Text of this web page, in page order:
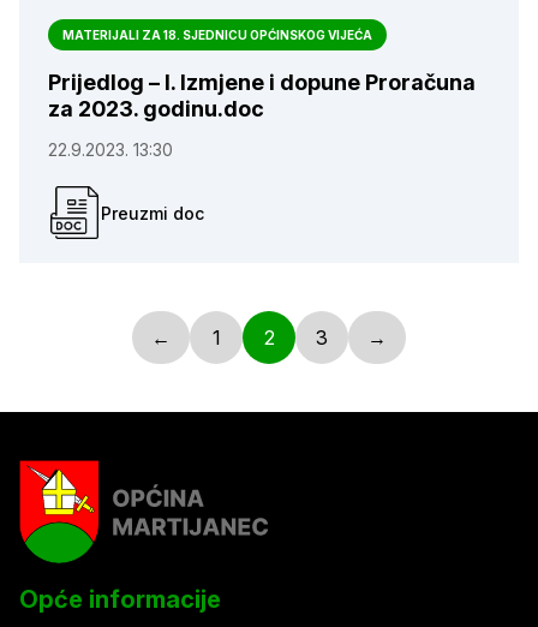
MATERIJALI ZA 18. SJEDNICU OPĆINSKOG VIJEĆA
Prijedlog – I. Izmjene i dopune Proračuna
za 2023. godinu.doc
22.9.2023. 13:30
Preuzmi doc
← 1 2 3 →
Opće informacije